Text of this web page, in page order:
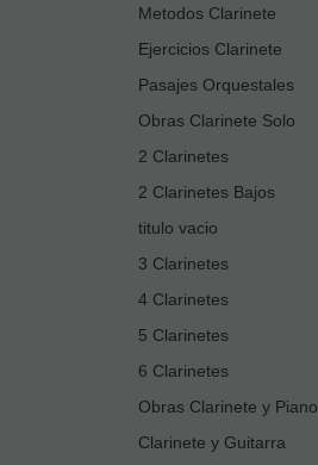
Metodos Clarinete
Ejercicios Clarinete
Pasajes Orquestales
Obras Clarinete Solo
2 Clarinetes
2 Clarinetes Bajos
titulo vacio
3 Clarinetes
4 Clarinetes
5 Clarinetes
6 Clarinetes
Obras Clarinete y Piano
Clarinete y Guitarra